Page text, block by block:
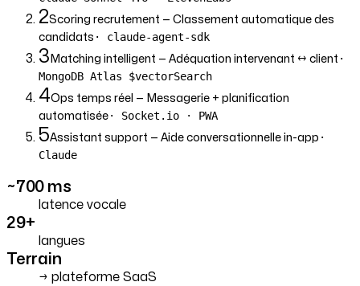
2Scoring recrutement — Classement automatique des
candidats · claude-agent-sdk
3 Matching intelligent — Adéquation intervenant ↔ client ·
MongoDB Atlas $vectorSearch
4Ops temps réel — Messagerie + planification
automatisée · Socket.io · PWA
5Assistant support — Aide conversationnelle in-app ·
Claude
~700 ms
latence vocale
29+
langues
Terrain
→ plateforme SaaS